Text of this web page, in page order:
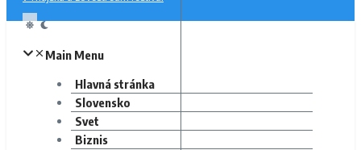
Main Menu
Hlavná stránka
Slovensko
Svet
Biznis